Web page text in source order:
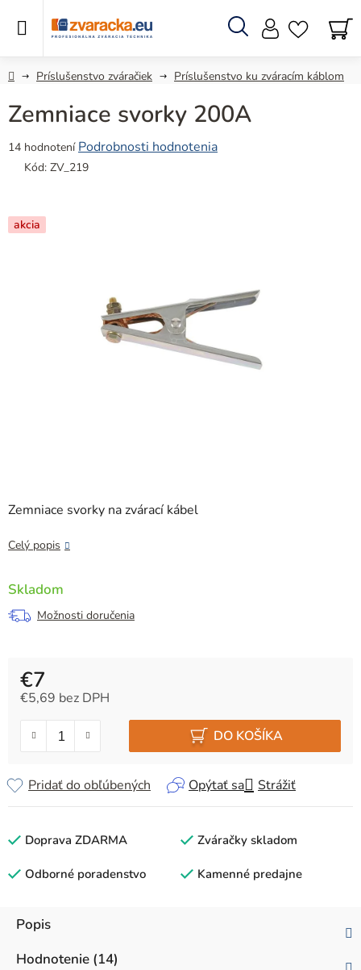
Hľadať
DomovPríslušenstvo zváračiek Príslušenstvo ku zváracím káblom
Zemniace svorky na zvárací kábel
Celý popis
Skladom
Možnosti doručenia
€7
€5,69 bez DPH
DO KOŠÍKA
Opýtať sa Strážiť
Pridať do obľúbených
Zemniace svorky 200A
Priemerné
hodnotenie
4,9
z
14 hodnotení Podrobnosti hodnotenia
Kód: ZV_219
akcia
Doprava ZDARMA Zváračky skladom
Odborné poradenstvo Kamenné predajne
Popis
Hodnotenie (14)